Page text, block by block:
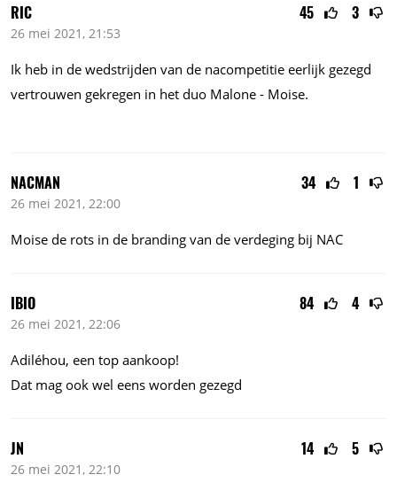
45 3
RIC
26 mei 2021, 21:53
Ik heb in de wedstrijden van de nacompetitie eerlijk gezegd
vertrouwen gekregen in het duo Malone - Moise.
34 1
NACMAN
26 mei 2021, 22:00
Moise de rots in de branding van de verdeging bij NAC
84 4
IBIO
26 mei 2021, 22:06
Adiléhou, een top aankoop!
Dat mag ook wel eens worden gezegd
14 5
JN
26 mei 2021, 22:10